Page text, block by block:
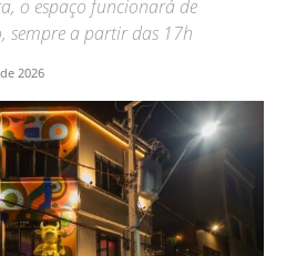
o espaço funcionará de
sempre a partir das 17h
2026